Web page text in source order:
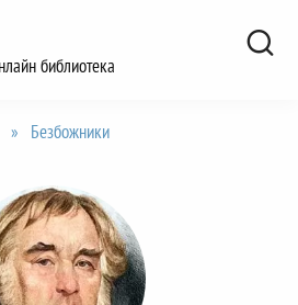
библиотека
» Безбожники